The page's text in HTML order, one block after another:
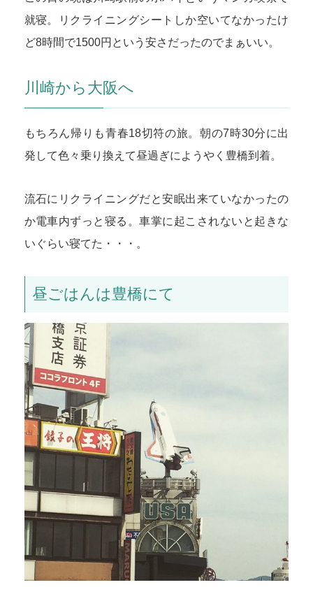
就寝。リクライニングシートしか空いてなかったけ
ど8時間で1500円という安さだったのでまぁいい。
川崎から大阪へ
もちろん帰りも青春18切符の旅。朝の7時30分に出
発して色々乗り換えて昼過ぎにようやく豊橋到着。
流石にリクライニングだと安眠出来ていなかったの
か電車内ずっと寝る。車掌に起こされないと起きな
いぐらい寝てた・・・。
昼ごはんは豊橋にて